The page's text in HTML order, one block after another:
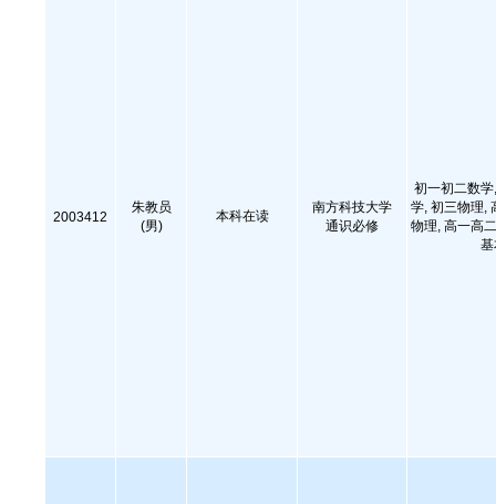
2003412
朱教员
(男)
本科在读
南方科技大学
通识必修
初一初二数
学, 初三物理,
物理, 高一高